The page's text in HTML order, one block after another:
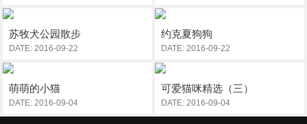
苏牧犬公园散步
DATE: 2016-09-22
约克夏狗狗
DATE: 2016-09-22
萌萌的小猫
DATE: 2016-09-04
可爱猫咪精选（三）
DATE: 2016-09-04